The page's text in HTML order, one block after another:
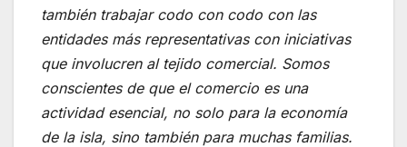
también trabajar codo con codo con las
entidades más representativas con iniciativas
que involucren al tejido comercial. Somos
conscientes de que el comercio es una
actividad esencial, no solo para la economía
de la isla, sino también para muchas familias.